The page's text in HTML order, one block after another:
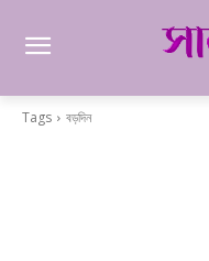
Tags বড়দিন